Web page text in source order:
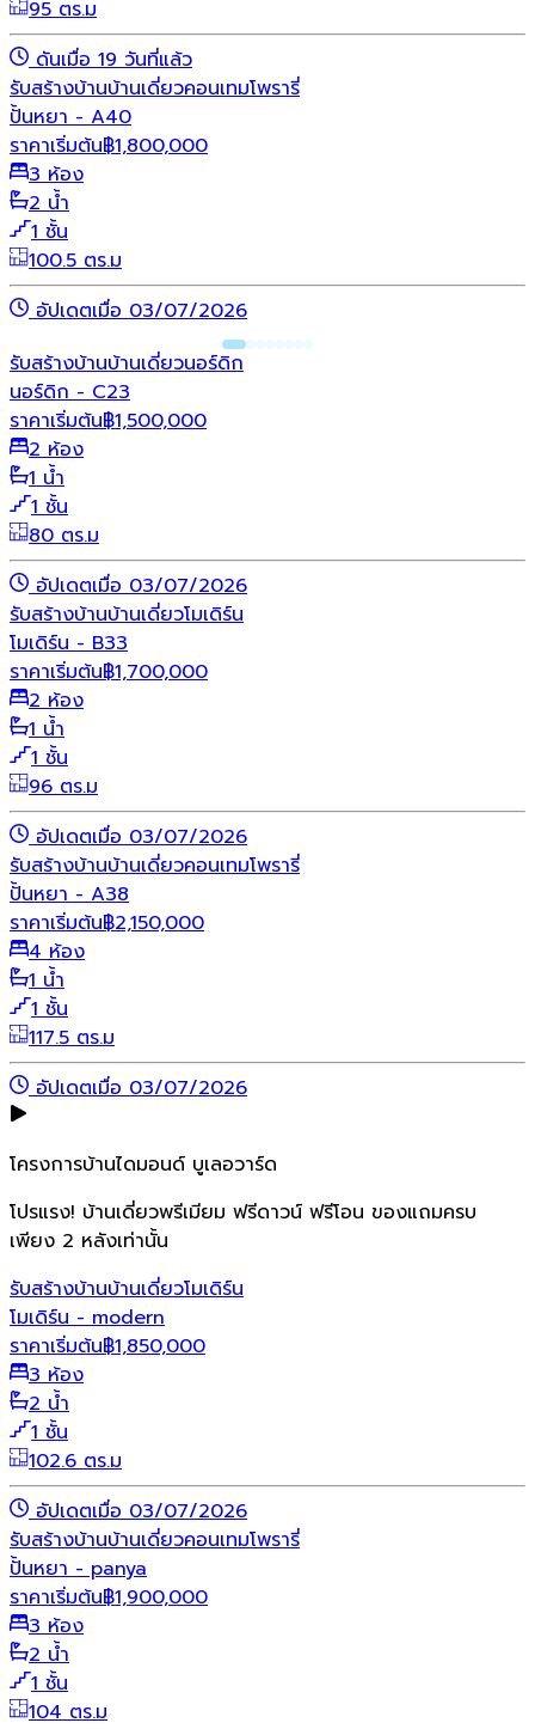
95 ตร.ม
ดันเมื่อ 19 วันที่แล้ว
รับสร้างบ้านบ้านเดี่ยวคอนเทมโพรารี่
ปั้นหยา - A40
ราคาเริ่มต้น฿1,800,000
3 ห้อง
2 น้ำ
1 ชั้น
100.5 ตร.ม
อัปเดตเมื่อ 03/07/2026
รับสร้างบ้านบ้านเดี่ยวนอร์ดิก
นอร์ดิก - C23
ราคาเริ่มต้น฿1,500,000
2 ห้อง
1 น้ำ
1 ชั้น
80 ตร.ม
อัปเดตเมื่อ 03/07/2026
รับสร้างบ้านบ้านเดี่ยวโมเดิร์น
โมเดิร์น - B33
ราคาเริ่มต้น฿1,700,000
2 ห้อง
1 น้ำ
1 ชั้น
96 ตร.ม
อัปเดตเมื่อ 03/07/2026
รับสร้างบ้านบ้านเดี่ยวคอนเทมโพรารี่
ปั้นหยา - A38
ราคาเริ่มต้น฿2,150,000
4 ห้อง
1 น้ำ
1 ชั้น
117.5 ตร.ม
อัปเดตเมื่อ 03/07/2026
โครงการบ้านไดมอนด์ บูเลอวาร์ด
โปรแรง! บ้านเดี่ยวพรีเมียม ฟรีดาวน์ ฟรีโอน ของแถมครบ
เพียง 2 หลังเท่านั้น
รับสร้างบ้านบ้านเดี่ยวโมเดิร์น
โมเดิร์น - modern
ราคาเริ่มต้น฿1,850,000
3 ห้อง
2 น้ำ
1 ชั้น
102.6 ตร.ม
อัปเดตเมื่อ 03/07/2026
รับสร้างบ้านบ้านเดี่ยวคอนเทมโพรารี่
ปั้นหยา - panya
ราคาเริ่มต้น฿1,900,000
3 ห้อง
2 น้ำ
1 ชั้น
104 ตร.ม